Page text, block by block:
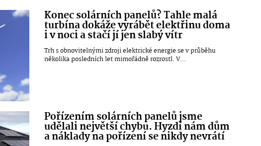
Konec solárních panelů? Tahle malá
turbína dokáže vyrábět elektřinu doma
i v noci a stačí jí jen slabý vítr
Trh s obnovitelnými zdroji elektrické energie se v průběhu
několika posledních let mimořádně rozrostl. V...
Pořízením solárních panelů jsme
udělali největší chybu. Hyzdí nám dům
a náklady na pořízení se nikdy nevrátí